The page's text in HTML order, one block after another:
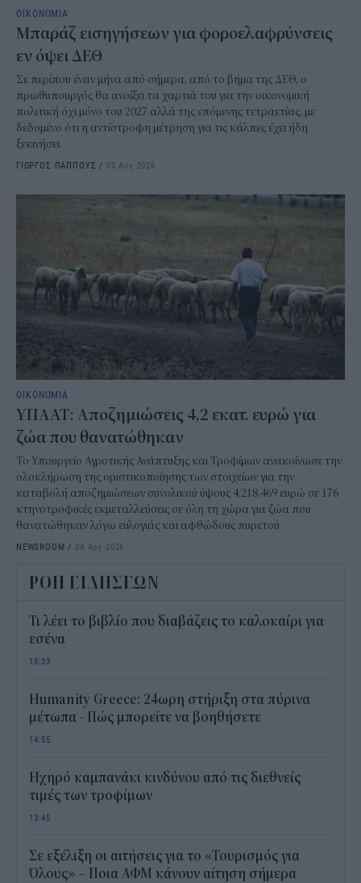
ΟΙΚΟΝΟΜΙΑ
Μπαράζ εισηγήσεων για φοροελαφρύνσεις
εν όψει ΔΕΘ
Σε περίπου έναν μήνα από σήμερα, από το βήμα της ΔΕΘ, ο
πρωθυπουργός θα ανοίξει τα χαρτιά του για την οικονομική
πολιτική όχι μόνο του 2027 αλλά της επόμενης τετραετίας, με
δεδομένο ότι η αντίστροφη μέτρηση για τις κάλπες έχει ήδη
ξεκινήσει.
ΓΙΩΡΓΟΣ ΠΑΠΠΟΥΣ / 05 Αυγ 2026
ΟΙΚΟΝΟΜΙΑ
ΥΠΑΑΤ: Αποζημιώσεις 4,2 εκατ. ευρώ για
ζώα που θανατώθηκαν
Το Υπουργείο Αγροτικής Ανάπτυξης και Τροφίμων ανακοίνωσε την
ολοκλήρωση της οριστικοποίησης των στοιχείων για την
καταβολή αποζημιώσεων συνολικού ύψους 4.218.469 ευρώ σε 176
κτηνοτροφικές εκμεταλλεύσεις σε όλη τη χώρα για ζώα που
θανατώθηκαν λόγω ευλογιάς και αφθώδους πυρετού.
NEWSROOM / 04 Αυγ 2026
ΡΟΗ ΕΙΔΗΣΕΩΝ
Τι λέει το βιβλίο που διαβάζεις το καλοκαίρι για
εσένα
15:33
Humanity Greece: 24ωρη στήριξη στα πύρινα
μέτωπα - Πώς μπορείτε να βοηθήσετε
14:55
Ηχηρό καμπανάκι κινδύνου από τις διεθνείς
τιμές των τροφίμων
13:45
Σε εξέλιξη οι αιτήσεις για το «Τουρισμός για
Όλους» – Ποια ΑΦΜ κάνουν αίτηση σήμερα